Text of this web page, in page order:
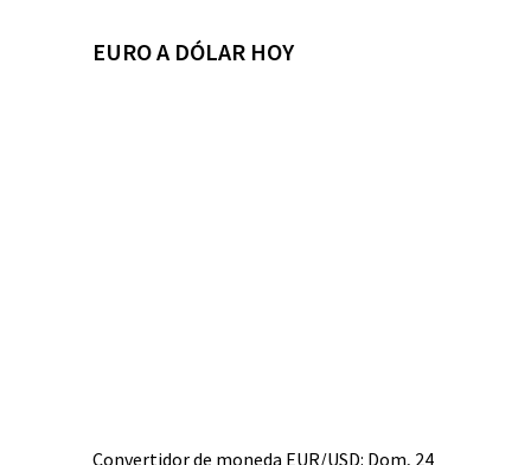
EURO A DÓLAR HOY
Convertidor de moneda EUR/USD: Dom, 24